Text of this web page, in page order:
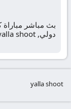
بث مباشر مباراة
دولي, FIFA Series (W) – yalla shoot
yalla shoot